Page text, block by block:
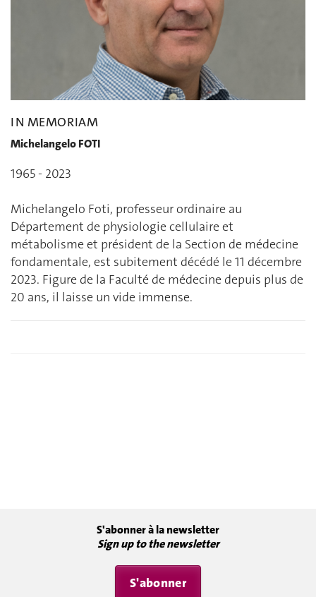
IN MEMORIAM
Michelangelo FOTI
1965 - 2023
Michelangelo Foti, professeur ordinaire au
Département de physiologie cellulaire et
métabolisme et président de la Section de médecine
fondamentale, est subitement décédé le 11 décembre
2023. Figure de la Faculté de médecine depuis plus de
20 ans, il laisse un vide immense.
S'abonner à la newsletter
Sign up to the newsletter
S'abonner